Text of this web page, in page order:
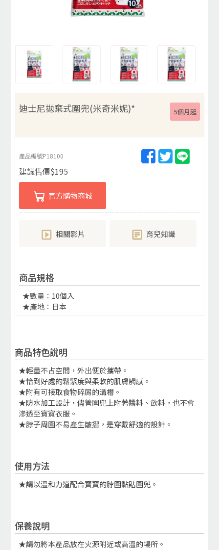
迪士尼拋棄式圍兜(米奇米妮)* 5個月起
產品編號P18100
建議售價$195
官方購物商城
相關影片 育兒知識
商品規格
★數量：10個入
★產地：日本
商品特色說明
★輕量不占空間，外出便於攜帶。
★恰到好處的鬆緊度與柔軟的肌膚觸感。
★附有可接取食物碎屑的溝槽。
★防水加工設計，儘管圍兜上附著醬料、飲料，也不會
滲透至寶寶衣服。
★脖子周圍不易產生皺摺，是穿戴舒適的設計。
使用方法
★請以溫和力道配合寶寶的脖圍黏貼圍兜。
保養說明
★請勿將本產品放在火源附近或高溫的場所。